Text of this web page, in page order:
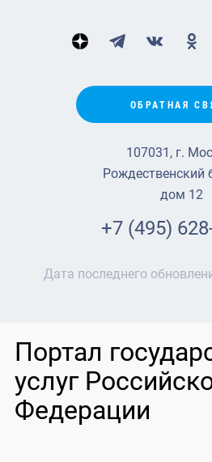
ОБРАТНАЯ
107031, г.
Рождественский
дом 12
+7 (495)
Дата последнего
Портал
услуг
Федерации